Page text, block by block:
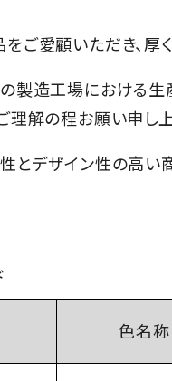
ご愛顧いただき、厚
製造工場における生
理解の程お願い申し上
とデザイン性の高い
色名称